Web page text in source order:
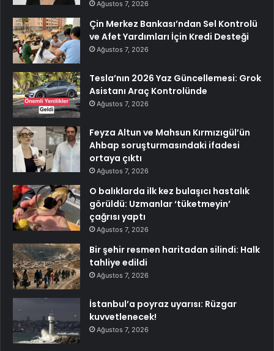
Ağustos 7, 2026
Çin Merkez Bankası’ndan Sel Kontrolü
ve Afet Yardımları İçin Kredi Desteği
Ağustos 7, 2026
Tesla’nın 2026 Yaz Güncellemesi: Grok
Asistanı Araç Kontrolünde
Ağustos 7, 2026
Feyza Altun ve Mahsun Kırmızıgül’ün
Ahbap soruşturmasındaki ifadesi
ortaya çıktı
Ağustos 7, 2026
O balıklarda ilk kez bulaşıcı hastalık
görüldü: Uzmanlar ‘tüketmeyin’
çağrısı yaptı
Ağustos 7, 2026
Bir şehir resmen haritadan silindi: Halk
tahliye edildi
Ağustos 7, 2026
İstanbul’a poyraz uyarısı: Rüzgar
kuvvetlenecek!
Ağustos 7, 2026